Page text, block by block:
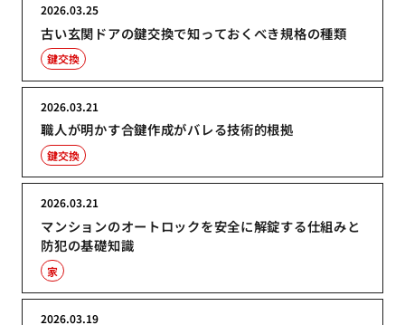
古い玄関ドアの鍵交換で知っておくべき規格の種類
2026.03.25
鍵交換
職人が明かす合鍵作成がバレる技術的根拠
2026.03.21
鍵交換
マンションのオートロックを安全に解錠する仕組みと
防犯の基礎知識
2026.03.21
家
2026.03.19